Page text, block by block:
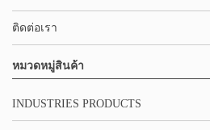
ติดต่อเรา
หมวดหมู่สินค้า
INDUSTRIES PRODUCTS